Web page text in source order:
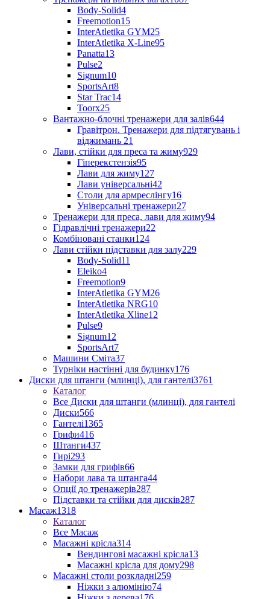
Body-Solid4
Freemotion15
InterAtletika GYM25
InterAtletika X-Line95
Panatta13
Pulse2
Signum10
SportsArt8
Star Trac14
Toorx25
Вантажно-блочні тренажери для залів644
Гравітрон. Тренажери для підтягувань і
віджимань 21
Лави, стійки для преса та жиму929
Гіперекстензія95
Лави для жиму127
Лави універсальні42
Столи для армреслінгу16
Універсальні тренажери27
Тренажери для преса, лави для жиму94
Гідравлічні тренажери22
Комбіновані станки124
Лави стійки підставки для залу229
Body-Solid11
Eleiko4
Freemotion9
InterAtletika GYM26
InterAtletika NRG10
InterAtletika Xline12
Pulse9
Signum12
SportsArt7
Машини Сміта37
Турніки настінні для будинку176
Диски для штанги (млинці), для гантелі3761
Каталог
Все Диски для штанги (млинці), для гантелі
Диски566
Гантелі1365
Грифи416
Штанги437
Гирі293
Замки для грифів66
Набори лава та штанга44
Опції до тренажерів287
Підставки та стійки для дисків287
Масаж1318
Каталог
Все Масаж
Масажні крісла314
Вендингові масажні крісла13
Масажні крісла для дому298
Масажні столи розкладні259
Ніжки з алюмінію74